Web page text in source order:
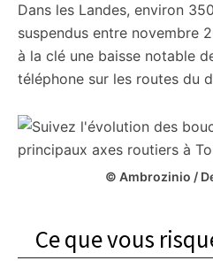
Dans les Landes, environ
suspendus entre novembre
à la clé une baisse notable
téléphone sur les routes du
© Ambrozinio /
Ce que vous